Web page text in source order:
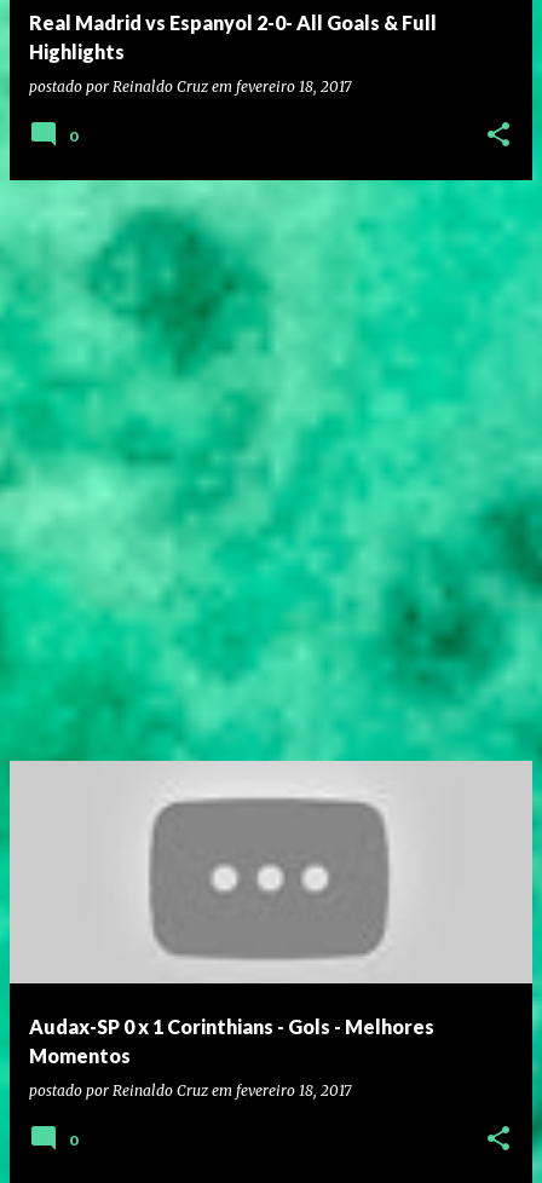
Real Madrid vs Espanyol 2-0- All Goals & Full
Highlights
postado por Reinaldo Cruz em fevereiro 18, 2017
0
Audax-SP 0 x 1 Corinthians - Gols - Melhores
Momentos
postado por Reinaldo Cruz em fevereiro 18, 2017
0